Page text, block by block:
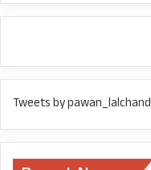
Tweets by pawan_lalchand